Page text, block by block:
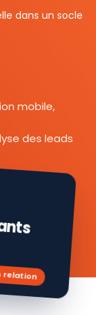
dans un socle
mobile,
des leads
relation